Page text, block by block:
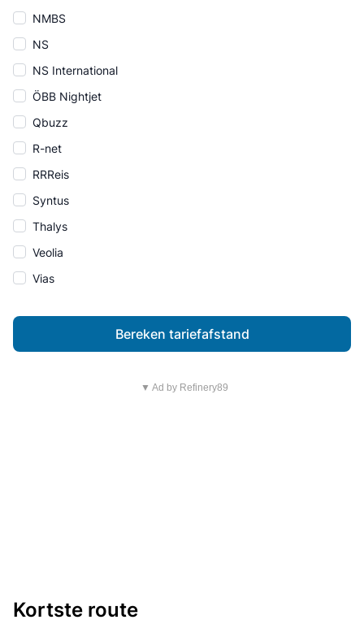
NMBS
NS
NS International
ÖBB Nightjet
Qbuzz
R-net
RRReis
Syntus
Thalys
Veolia
Vias
Bereken tariefafstand
▼ Ad by Refinery89
Kortste route